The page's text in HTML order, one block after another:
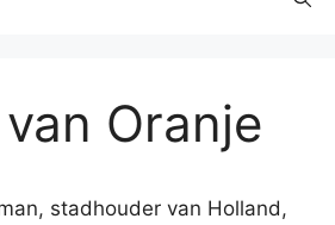
Oranje
stadhouder van Holland,